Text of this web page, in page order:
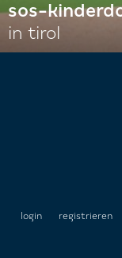
sos-
in tirol
login registrieren